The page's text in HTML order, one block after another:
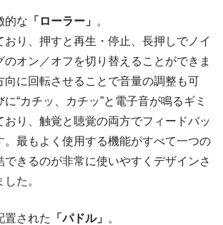
的な 「ローラー」 。
おり、押すと再生・停止、長押しでノイ
のオン／オフを切り替えることができま
向に回転させることで音量の調整も可
“カチッ、カチッ”と電子音が鳴るギミ
おり、触覚と聴覚の両方でフィードバッ
。最もよく使用する機能がすべて一つの
できるのが非常に使いやすくデザインさ
た。
置された 「パドル」 。